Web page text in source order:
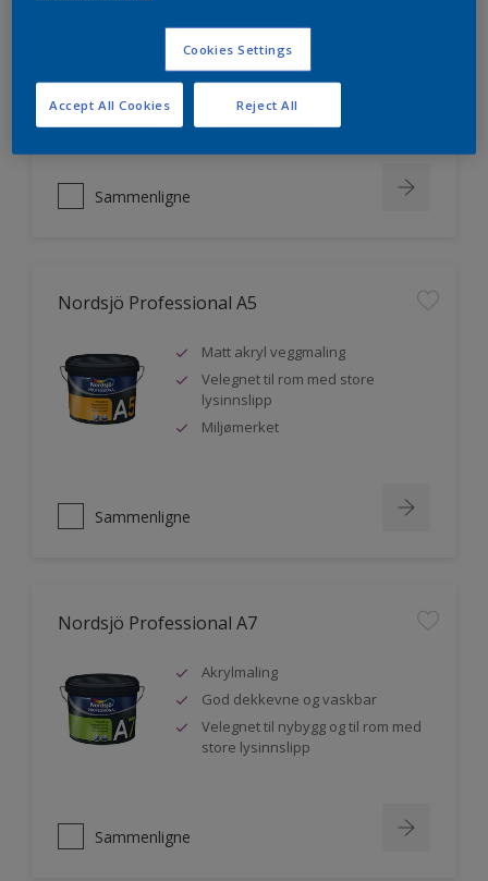
Veggmaling med god dekkevne
Utviklet av og for profesjonelle
malere
Miljømerket
Sammenligne
Nordsjö Professional A5
Matt akryl veggmaling
Velegnet til rom med store
lysinnslipp
Miljømerket
Sammenligne
Nordsjö Professional A7
Akrylmaling
God dekkevne og vaskbar
Velegnet til nybygg og til rom med
store lysinnslipp
Sammenligne
Cookies Settings
Reject All
Accept All Cookies